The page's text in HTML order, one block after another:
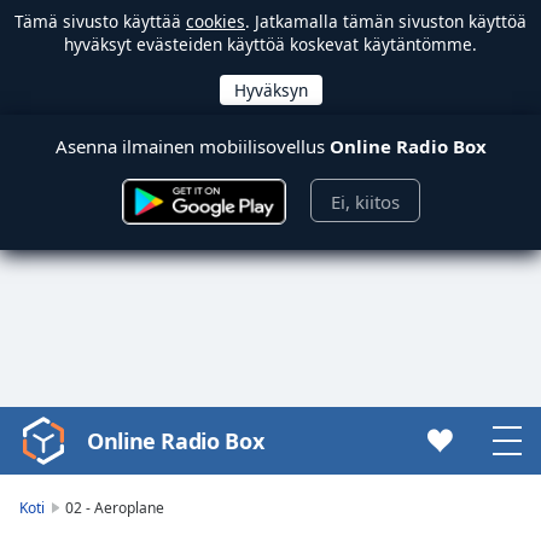
Tämä sivusto käyttää cookies. Jatkamalla tämän sivuston käyttöä
hyväksyt evästeiden käyttöä koskevat käytäntömme.
Asenna ilmainen mobiilisovellus Online Radio Box
Ei, kiitos
Video
Player
Online Radio Box
Koti 02 - Aeroplane